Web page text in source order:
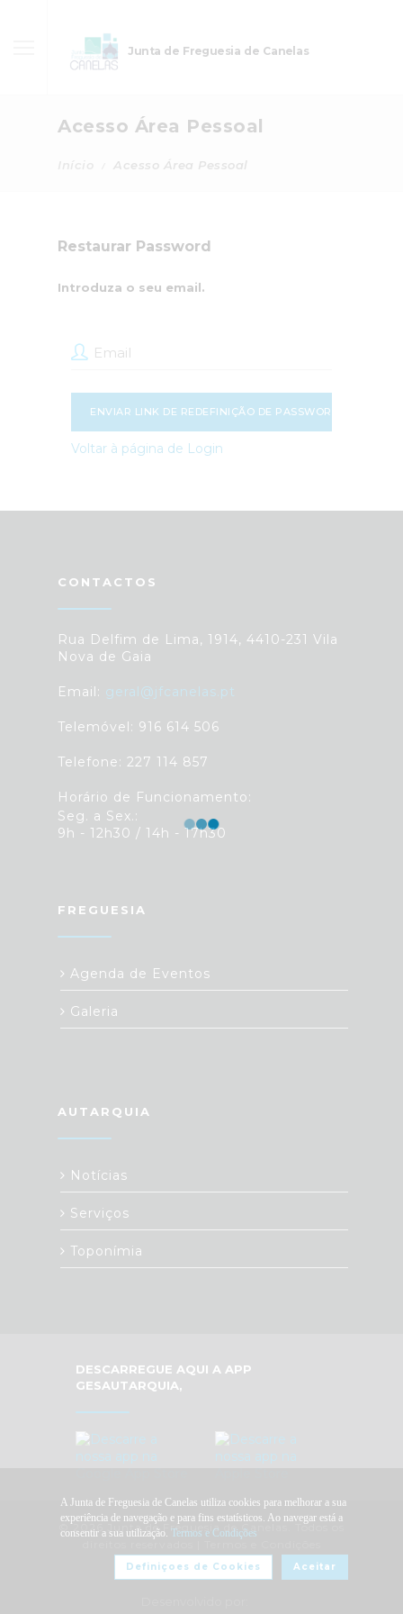
Junta de Freguesia de Canelas
Acesso Área Pessoal
Acesso Área Pessoal
Restaurar Password
Introduza o seu email.
ENVIAR LINK DE REDEFINIÇÃO DE PASSWORD
Voltar à página de Login
CONTACTOS
Rua Delfim de Lima, 1914, 4410-231 Vila
Nova de Gaia
Email: geral@jfcanelas.pt
Telemóvel: 916 614 506
Telefone: 227 114 857
Horário de Funcionamento:
Seg. a Sex.:
9h - 12h30 / 14h - 17h30
FREGUESIA
Agenda de Eventos
Galeria
AUTARQUIA
Notícias
Serviços
Toponímia
DESCARREGUE AQUI A APP
GESAUTARQUIA,
© 2026 Junta de Freguesia de Canelas. Todos os
A Junta de Freguesia de Canelas utiliza cookies para melhorar a sua
experiência de navegação e para fins estatísticos. Ao navegar está a
consentir a sua utilização. Termos e Condições
Aceitar
Definiçoes de Cookies